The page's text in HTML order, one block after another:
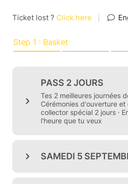
Ticket lost ? Click here
Step 1 : Basket
PASS 2 JOURS
Tes 2 meilleures journées
Cérémonies d'ouverture et
collector spécial 2 jours ·
l'heure que tu veux
SAMEDI 5